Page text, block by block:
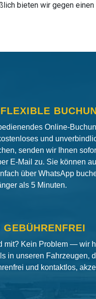
bieten wir gegen
Online-
und
senden wir Ihnen
E-Mail zu. Sie können
über WhatsApp
als 5 Minuten.
mit? Kein Problem — wir
in unseren Fahrzeugen,
und kontaktlos,